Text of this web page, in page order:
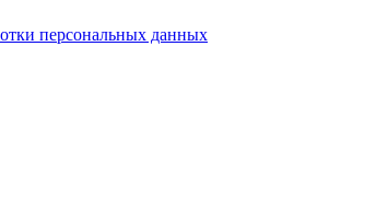
персональных данных